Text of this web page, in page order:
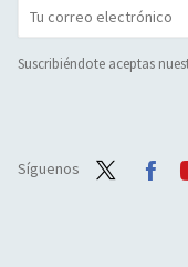
Suscribiéndote aceptas
Síguenos